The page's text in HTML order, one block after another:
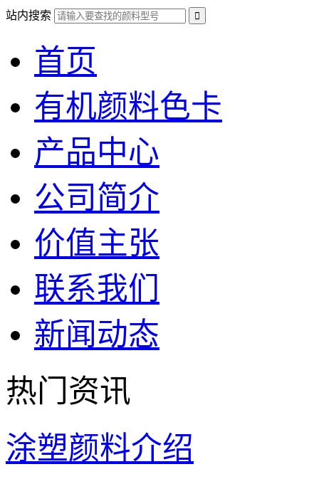
站内搜索
首页
有机颜料色卡
产品中心
公司简介
价值主张
联系我们
新闻动态
热门资讯
涂塑颜料介绍